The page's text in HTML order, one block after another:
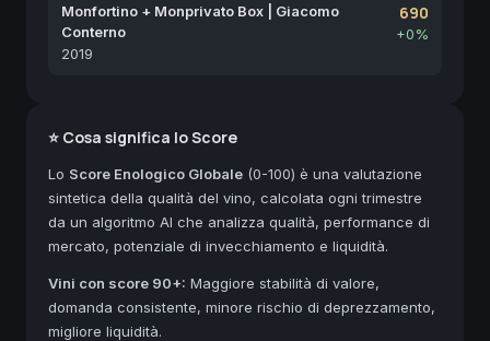
Monfortino + Monprivato Box | Giacomo
Conterno
2019
690
+0%
⭐ Cosa significa lo Score
Lo Score Enologico Globale (0-100) è una valutazione
sintetica della qualità del vino, calcolata ogni trimestre
da un algoritmo AI che analizza qualità, performance di
mercato, potenziale di invecchiamento e liquidità.
Vini con score 90+: Maggiore stabilità di valore,
domanda consistente, minore rischio di deprezzamento,
migliore liquidità.